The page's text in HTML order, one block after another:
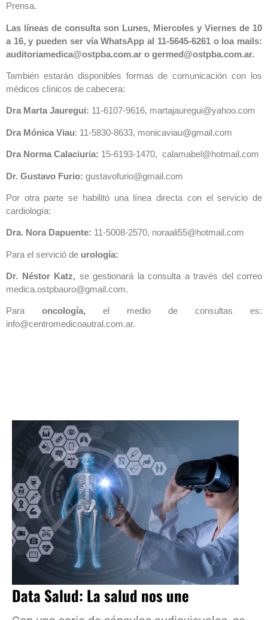
Prensa.
Las líneas de consulta son Lunes, Miercoles y Viernes de 10
a 16, y pueden ser vía WhatsApp al 11-5645-6261 o loa mails:
auditoriamedica@ostpba.com.ar o germed@ostpba.com.ar.
También estarán disponibles formas de comunicación con los
médicos clínicos de cabecera:
Dra Marta Jauregui: 11-6107-9616, martajauregui@yahoo.com
Dra Mónica Viau: 11-5830-8633, monicaviau@gmail.com
Dra Norma Calaciuria: 15-6193-1470, calamabel@hotmail.com
Dr. Gustavo Furio: gustavofurio@gmail.com
Por otra parte se habilitó una línea directa con el servicio de
cardiología:
Dra. Nora Dapuente: 11-5008-2570, noraali55@hotmail.com
Para el servició de urología:
Dr. Néstor Katz, se gestionará la consulta a través del correo
medica.ostpbauro@gmail.com.
Para oncología, el medio de consultas es:
info@centromedicoautral.com.ar.
Data Salud: La salud nos une